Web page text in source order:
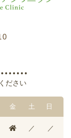
ださい
金 土 日
／
／